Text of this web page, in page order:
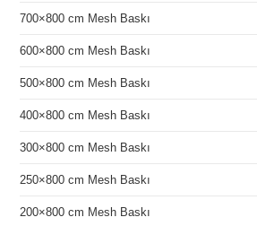
700×800 cm Mesh Baskı
600×800 cm Mesh Baskı
500×800 cm Mesh Baskı
400×800 cm Mesh Baskı
300×800 cm Mesh Baskı
250×800 cm Mesh Baskı
200×800 cm Mesh Baskı